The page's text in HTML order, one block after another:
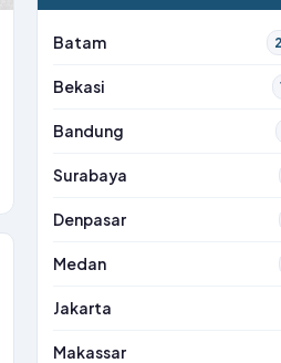
Batam
Bekasi
Bandung
Surabaya
Denpasar
Medan
Jakarta
Makassar